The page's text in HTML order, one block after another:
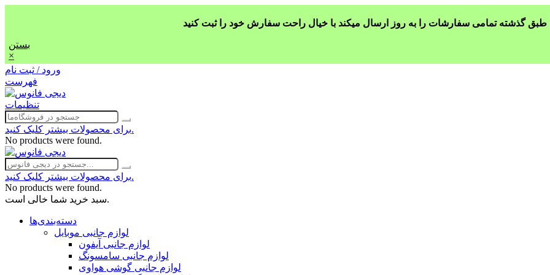
بستن
×
ورود / ثبت نام
فهرست
تنظیمات
برای محصولات بیشتر کلیک کنید.
No products were found.
برای محصولات بیشتر کلیک کنید.
No products were found.
سبد خرید شما خالی است.
دسته‌بندی‌ها
لوازم جانبی موبایل
لوازم جانبی آیفون
لوازم جانبی سامسونگ
لوازم جانبی گوشی هواوی